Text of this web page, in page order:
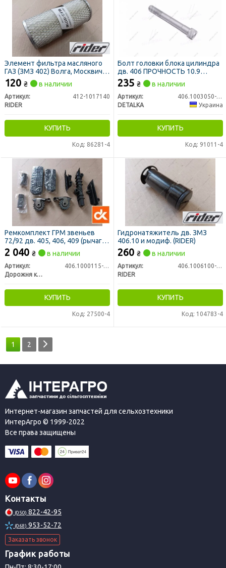
Элемент фильтра масляного
ГАЗ (ЗМЗ 402) Волга, Москвич
(RIDER)
120 ₴ в наличии
Артикул:
412-1017140
RIDER
КУПИТЬ
Код: 86281-4
Болт головки блока цилиндра
дв. 406 ПРОЧНОСТЬ 10.9
(М14х1,5х102, нового образца,
тефлоновый) (DETALKA)
235 ₴ в наличии
Артикул:
406.1003050-10
DETALKA
Украина
КУПИТЬ
Код: 91011-4
Ремкомплект ГРМ звеньев
72/92 дв. 405, 406, 409 (рычаги,
цепи, успокители, гидронат.)
Евро-3 (ДК)
2 040 ₴ в наличии
Артикул:
406.1000115-10
Дорожня карта
КУПИТЬ
Код: 27500-4
Гидронатяжитель дв. ЗМЗ
406.10 и модиф. (RIDER)
260 ₴ в наличии
Артикул:
406.1006100-20
RIDER
КУПИТЬ
Код: 104783-4
1 2
Интернет-магазин запчастей для сельхозтехники
ИнтерАгро © 1999-2022
Все права защищены
Контакты
(050) 822-42-95
(068) 953-52-72
Заказать звонок
График работы